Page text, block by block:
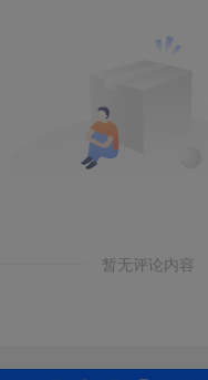
暂无评论内容